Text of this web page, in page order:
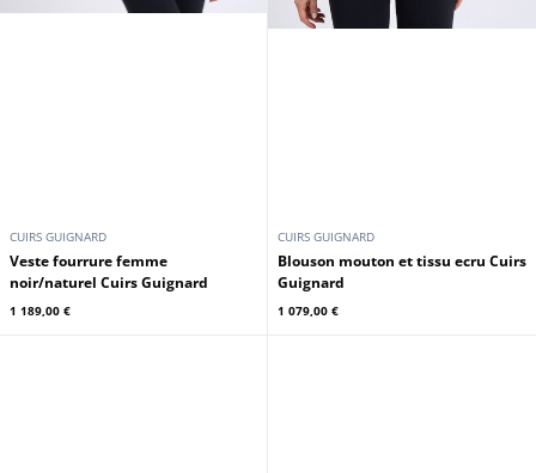
CUIRS GUIGNARD
Veste fourrure femme
noir/naturel Cuirs Guignard
1 189,00 €
CUIRS GUIGNARD
Blouson mouton et tissu ecru Cuirs
Guignard
1 079,00 €